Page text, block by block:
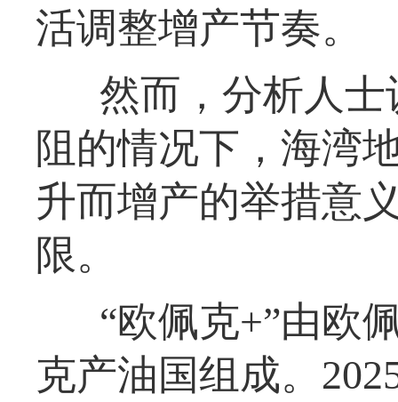
活调整增产节奏。
然而，分析人
阻的情况下，海湾
升而增产的举措意
限。
“欧佩克+”由欧
克产油国组成。